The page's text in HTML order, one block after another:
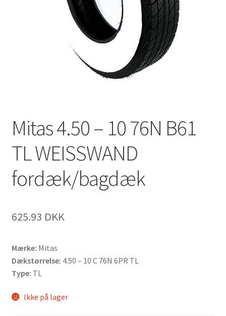
Mitas 4.50 – 10 76N B61
TL WEISSWAND
fordæk/bagdæk
625.93 DKK
Mærke: Mitas
Dækstørrelse: 4.50 – 10 C 76N 6PR TL
Type: TL
Ikke på lager